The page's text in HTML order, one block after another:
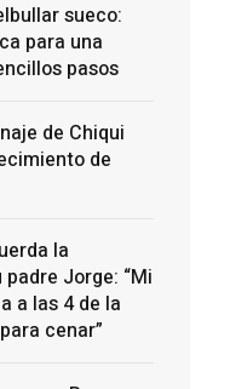
sueco:
para una
pasos
de Chiqui
de
la
Jorge: “Mi
a las 4 de la
cenar”